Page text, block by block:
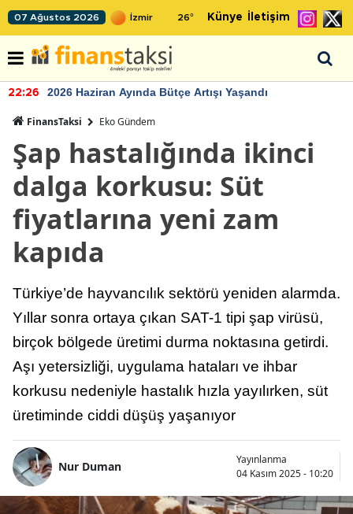
07 Ağustos 2026 26° Künye İletişim
22:26 2026 Haziran Ayında Bütçe Artışı Yaşandı
FinansTaksi Eko Gündem
Şap hastalığında ikinci
dalga korkusu: Süt
fiyatlarına yeni zam
kapıda
Türkiye’de hayvancılık sektörü yeniden alarmda.
Yıllar sonra ortaya çıkan SAT-1 tipi şap virüsü,
birçok bölgede üretimi durma noktasına getirdi.
Aşı yetersizliği, uygulama hataları ve ihbar
korkusu nedeniyle hastalık hızla yayılırken, süt
üretiminde ciddi düşüş yaşanıyor
Nur Duman
Yayınlanma
04 Kasım 2025 - 10:20